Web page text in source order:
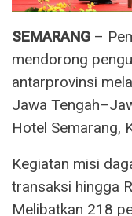
SEMARANG –
mendorong
antarprovinsi
Jawa
Hotel Semarang,
Kegiatan misi
transaksi hingga
Melibatkan 218